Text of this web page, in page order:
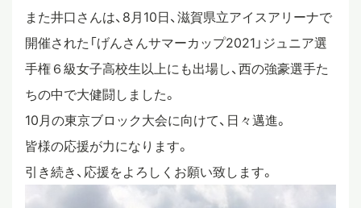
また井口さんは、8月10日、滋賀県立アイスアリーナで
開催された「げんさんサマーカップ2021」ジュニア選
手権６級女子高校生以上にも出場し、西の強豪選手た
ちの中で大健闘しました。
10月の東京ブロック大会に向けて、日々邁進。
皆様の応援が力になります。
引き続き、応援をよろしくお願い致します。